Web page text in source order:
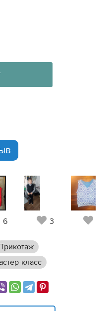
6 3
Трикотаж
класс